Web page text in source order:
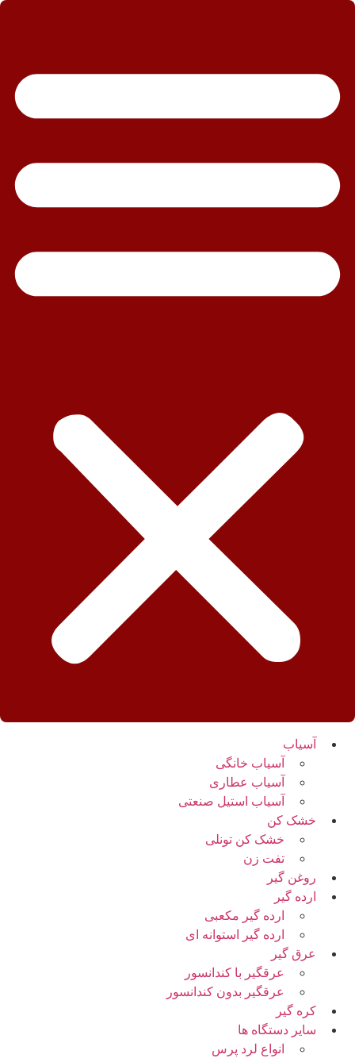
پرش
آسیاب
آسیاب خانگی
آسیاب عطاری
آسیاب استیل صنعتی
خشک کن
خشک کن تونلی
تفت زن
روغن گیر
ارده گیر
ارده گیر مکعبی
ارده گیر استوانه ای
عرق گیر
عرقگیر با کندانسور
عرقگیر بدون کندانسور
کره گیر
سایر دستگاه ها
انواع لرد پرس